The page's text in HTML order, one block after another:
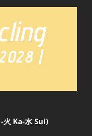
|
Ka-水 Sui)